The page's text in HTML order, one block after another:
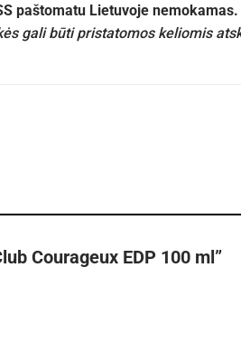
paštomatu Lietuvoje nemokamas.
gali būti pristatomos keliomis
Courageux EDP 100 ml”